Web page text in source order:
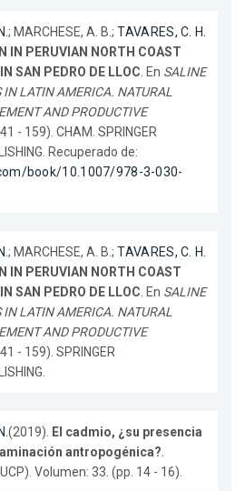
; MARCHESE, A. B.;TAVARES, C. H.
IN PERUVIAN NORTH COAST
SAN PEDRO DE LLOC. En SALINE
LATIN AMERICA. NATURAL
AND PRODUCTIVE
- 159). CHAM. SPRINGER
Recuperado de:
book/10.1007/978-3-030-
; MARCHESE, A. B.;TAVARES, C. H.
IN PERUVIAN NORTH COAST
SAN PEDRO DE LLOC. En SALINE
LATIN AMERICA. NATURAL
AND PRODUCTIVE
- 159). SPRINGER
(2019). El cadmio, ¿su presencia
antropogénica?.
Volumen: 33. (pp. 14 - 16).